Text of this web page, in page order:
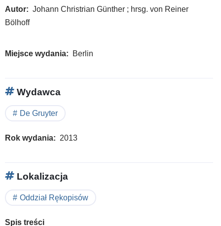
Autor
Johann Christrian Günther ; hrsg. von Reiner
Bölhoff
Miejsce wydania Berlin
Wydawca
De Gruyter
Rok wydania 2013
Lokalizacja
Oddział Rękopisów
Spis treści